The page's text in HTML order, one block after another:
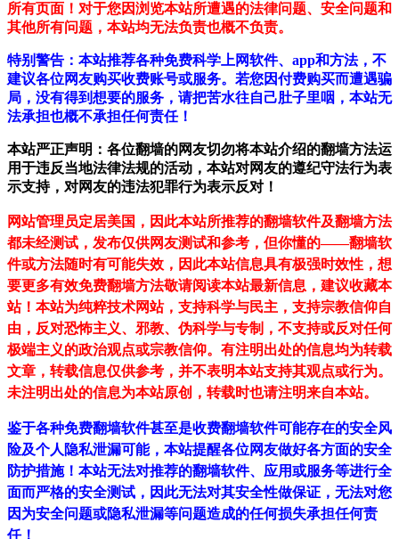
所有页面！对于您因浏览本站所遭遇的法律问题、安全问题和
其他所有问题，本站均无法负责也概不负责。
特别警告：本站推荐各种免费科学上网软件、app和方法，不
建议各位网友购买收费账号或服务。若您因付费购买而遭遇骗
局，没有得到想要的服务，请把苦水往自己肚子里咽，本站无
法承担也概不承担任何责任！
本站严正声明：各位翻墙的网友切勿将本站介绍的翻墙方法运
用于违反当地法律法规的活动，本站对网友的遵纪守法行为表
示支持，对网友的违法犯罪行为表示反对！
网站管理员定居美国，因此本站所推荐的翻墙软件及翻墙方法
都未经测试，发布仅供网友测试和参考，但你懂的——翻墙软
件或方法随时有可能失效，因此本站信息具有极强时效性，想
要更多有效免费翻墙方法敬请阅读本站最新信息，建议收藏本
站！ 本站为纯粹技术网站，支持科学与民主，支持宗教信仰自
由，反对恐怖主义、邪教、伪科学与专制，不支持或反对任何
极端主义的政治观点或宗教信仰。有注明出处的信息均为转载
文章，转载信息仅供参考，并不表明本站支持其观点或行为。
未注明出处的信息为本站原创，转载时也请注明来自本站。
鉴于各种免费翻墙软件甚至是收费翻墙软件可能存在的安全风
险及个人隐私泄漏可能，本站提醒各位网友做好各方面的安全
防护措施！本站无法对推荐的翻墙软件、应用或服务等进行全
面而严格的安全测试，因此无法对其安全性做保证，无法对您
因为安全问题或隐私泄漏等问题造成的任何损失承担任何责
任！